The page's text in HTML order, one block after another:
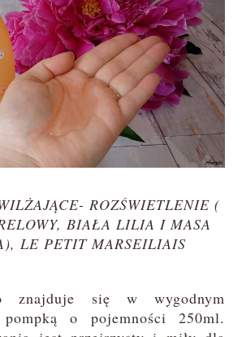
ROZŚWIETLENIE (
BIAŁA LILIA I MASA
LE PETIT MARSEILIAIS
się w wygodnym
o pojemności 250ml.